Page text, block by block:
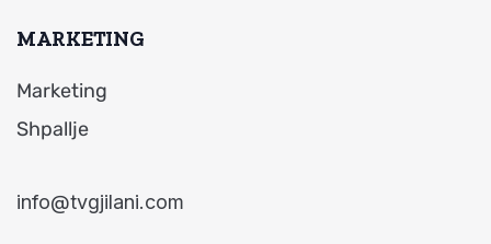
MARKETING
Marketing
Shpallje
info@tvgjilani.com